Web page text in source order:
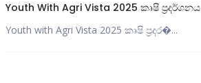
Youth With Agri Vista 2025 කෘෂි ප්‍රදර්ශනය
Youth with Agri Vista 2025 කෘෂි ප්‍රදර�...